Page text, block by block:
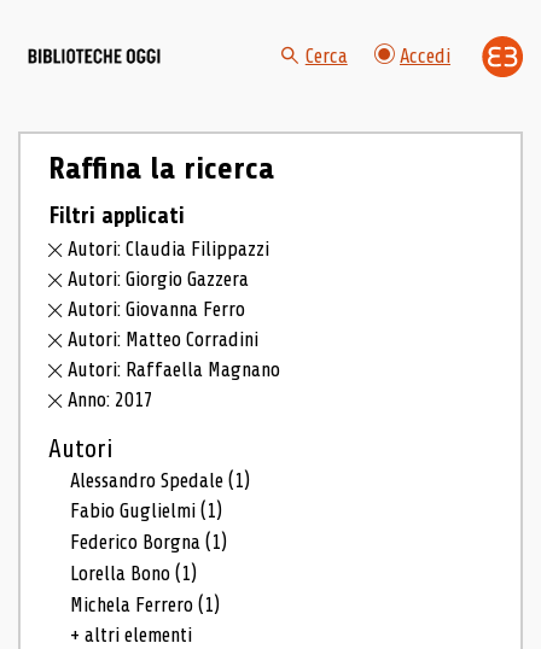
Cerca Accedi
Raffina la ricerca
Filtri applicati
Autori: Claudia Filippazzi
Autori: Giorgio Gazzera
Autori: Giovanna Ferro
Autori: Matteo Corradini
Autori: Raffaella Magnano
Anno: 2017
Autori
Alessandro Spedale(1)
Fabio Guglielmi(1)
Federico Borgna(1)
Lorella Bono(1)
Michela Ferrero(1)
+ altri elementi